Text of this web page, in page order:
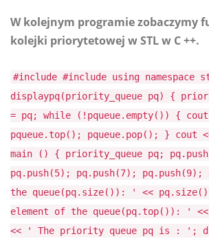
W kolejnym programie zobaczymy
kolejki priorytetowej w STL w C ++.
#include #include using namespace
displaypq(priority_queue pq) {
= pq; while (!pqueue.empty()) {
pqueue.top(); pqueue.pop(); }
main () { priority_queue pq;
pq.push(5); pq.push(7);
the queue(pq.size()): ' <<
element of the queue(pq.top()): '
<< ' The priority queue pq is : ';